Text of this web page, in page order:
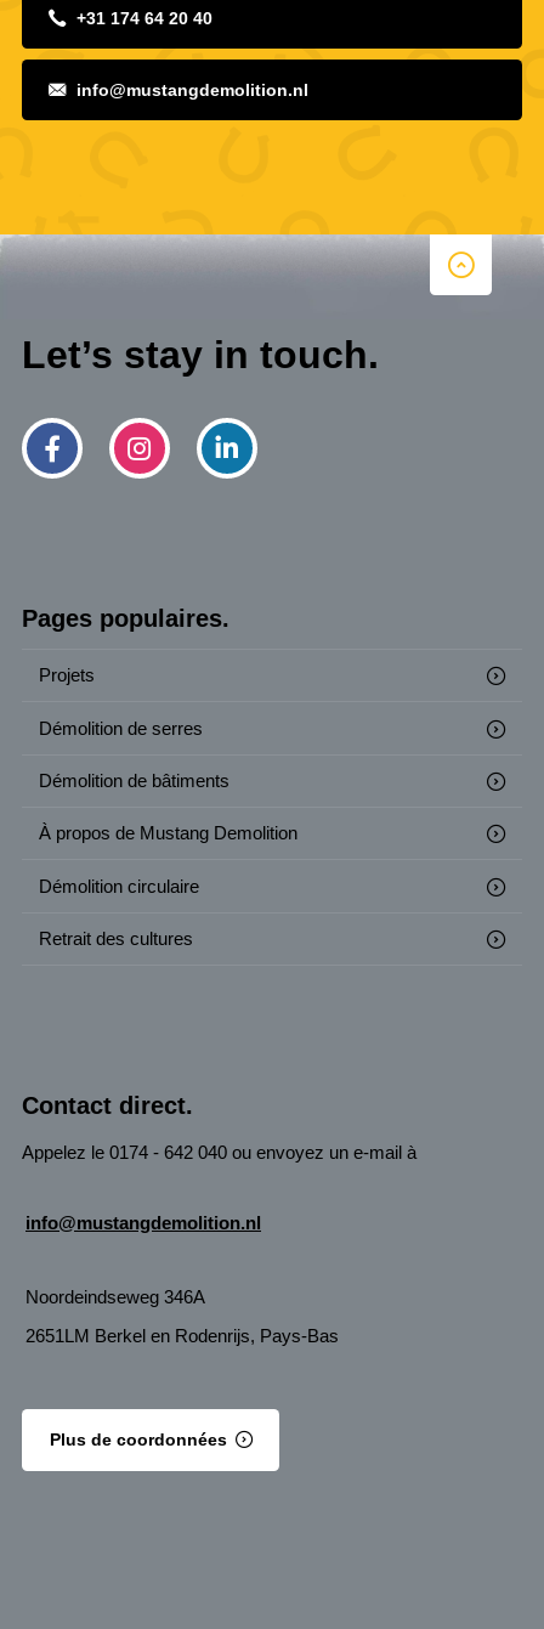
+31 174 64 20 40
info@mustangdemolition.nl
Let’s stay in touch.
Pages populaires.
Projets
Démolition de serres
Démolition de bâtiments
À propos de Mustang Demolition
Démolition circulaire
Retrait des cultures
Contact direct.
Appelez le 0174 - 642 040 ou envoyez un e-mail à
info@mustangdemolition.nl
Noordeindseweg 346A
2651LM Berkel en Rodenrijs, Pays-Bas
Plus de coordonnées